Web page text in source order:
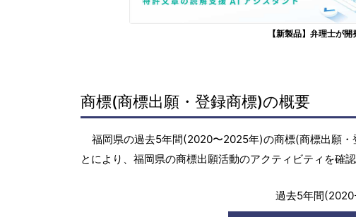
【新製品】弁理士が
商標(商標出願・登録商標)の概要
福岡県の過去5年間(2020〜2025年)の商標(商標出願
とにより、福岡県の商標出願活動のアクティビティを確
過去5年間